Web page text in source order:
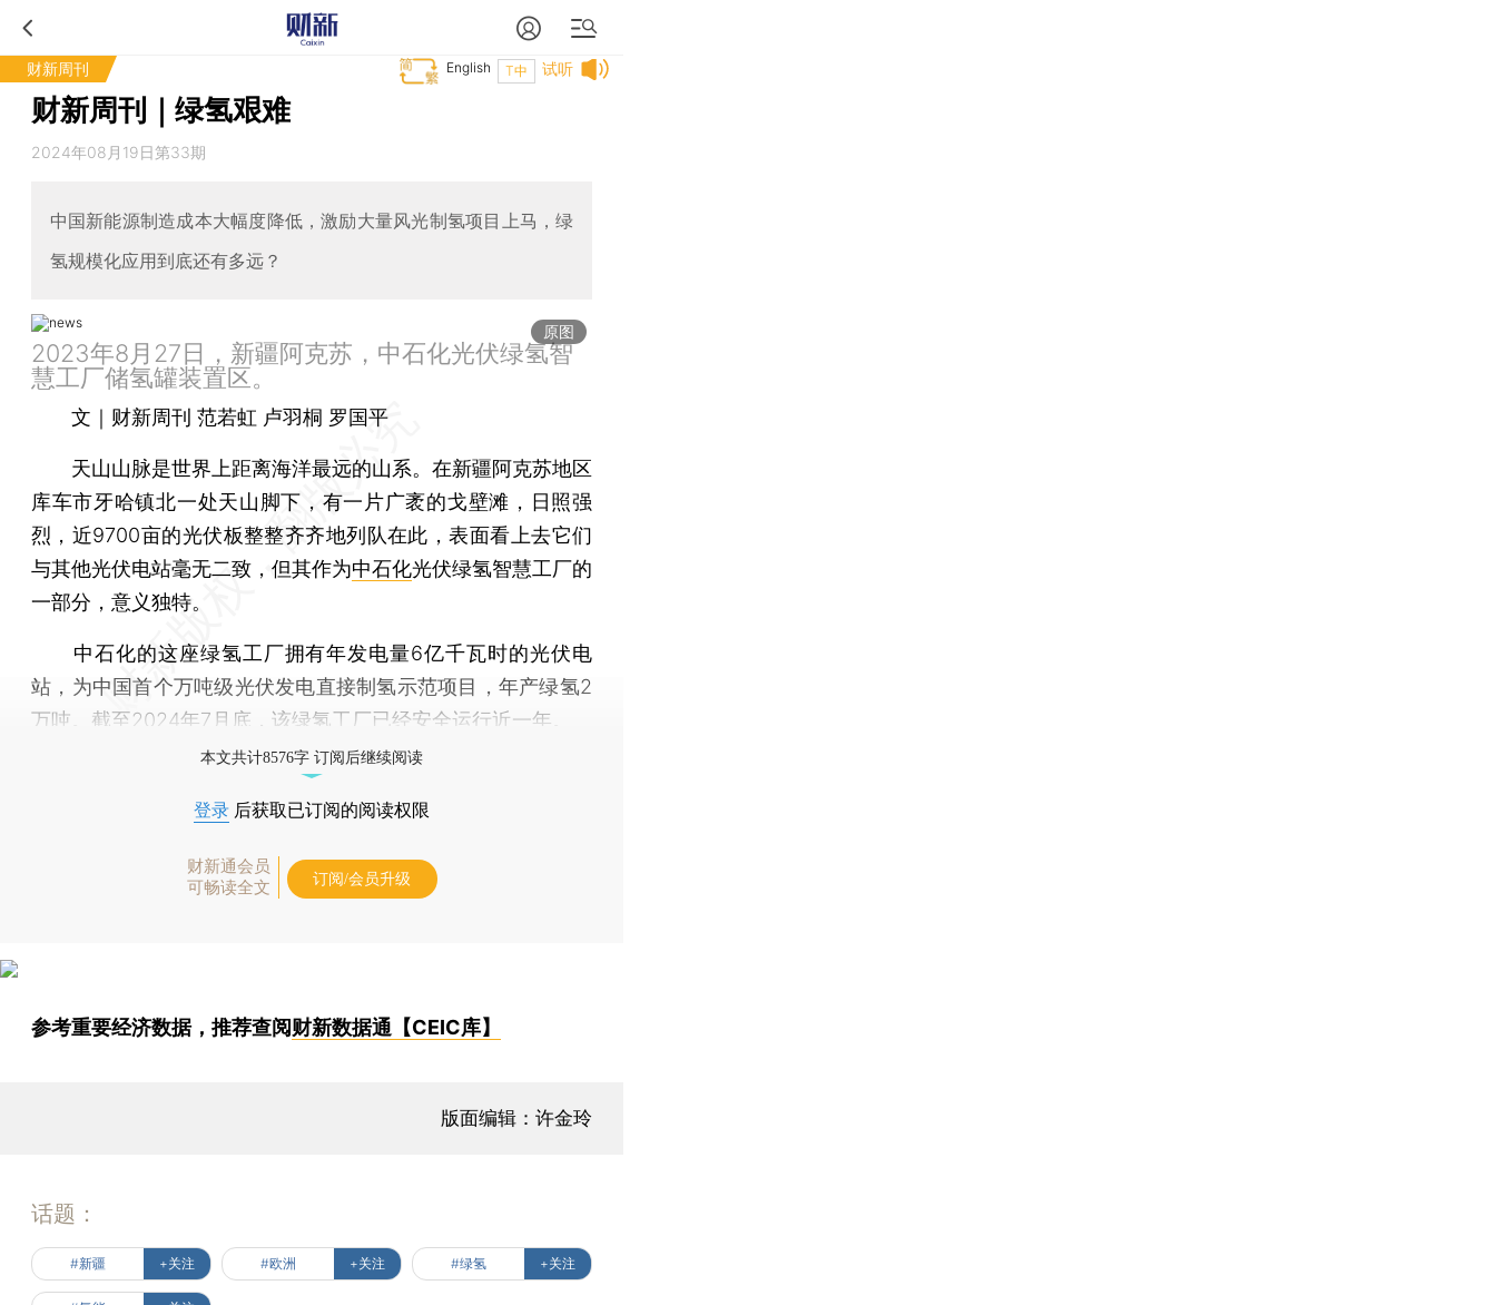
财新周刊 试听
T中
English
财新周刊｜绿氢艰难
2024年08月19日第33期
中国新能源制造成本大幅度降低，激励大量风光制氢项目上马，绿
氢规模化应用到底还有多远？
原图
2023年8月27日，新疆阿克苏，中石化光伏绿氢智
慧工厂储氢罐装置区。
文｜财新周刊 范若虹 卢羽桐 罗国平
天山山脉是世界上距离海洋最远的山系。在新疆阿克苏地区
库车市牙哈镇北一处天山脚下，有一片广袤的戈壁滩，日照强
烈，近9700亩的光伏板整整齐齐地列队在此，表面看上去它们
与其他光伏电站毫无二致，但其作为中石化光伏绿氢智慧工厂的
一部分，意义独特。
中石化的这座绿氢工厂拥有年发电量6亿千瓦时的光伏电
站，为中国首个万吨级光伏发电直接制氢示范项目，年产绿氢2
万吨。截至2024年7月底，该绿氢工厂已经安全运行近一年。
本文共计8576字 订阅后继续阅读
登录 后获取已订阅的阅读权限
财新通会员
可畅读全文
订阅/会员升级
参考重要经济数据，推荐查阅财新数据通【CEIC库】
版面编辑：许金玲
话题：
#新疆 +关注 #欧洲 +关注 #绿氢 +关注